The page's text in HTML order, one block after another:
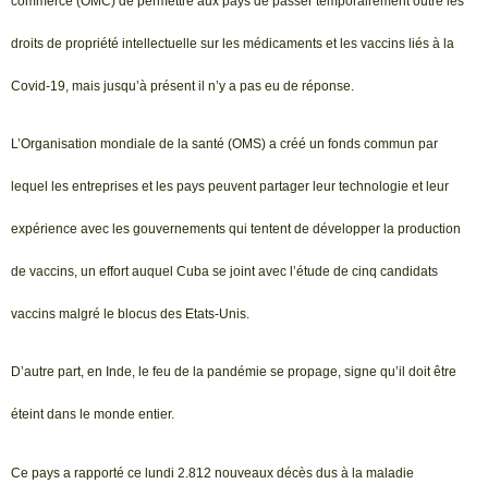
droits de propriété intellectuelle sur les médicaments et les vaccins liés à la
Covid-19, mais jusqu’à présent il n’y a pas eu de réponse.
L’Organisation mondiale de la santé (OMS) a créé un fonds commun par
lequel les entreprises et les pays peuvent partager leur technologie et leur
expérience avec les gouvernements qui tentent de développer la production
de vaccins, un effort auquel Cuba se joint avec l’étude de cinq candidats
vaccins malgré le blocus des Etats-Unis.
D’autre part, en Inde, le feu de la pandémie se propage, signe qu’il doit être
éteint dans le monde entier.
Ce pays a rapporté ce lundi 2.812 nouveaux décès dus à la maladie